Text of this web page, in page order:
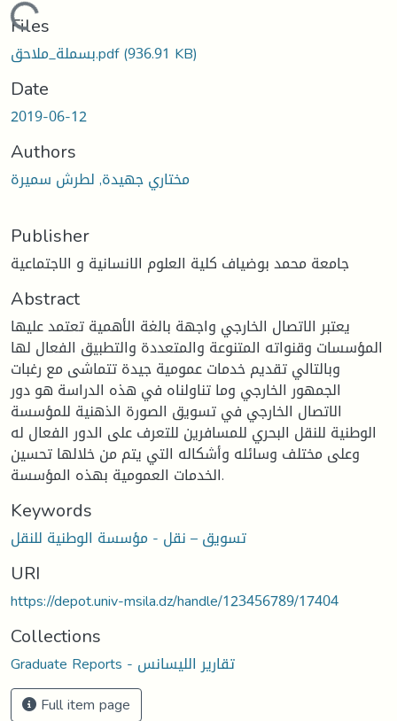
Loading...
Files
بسملة_ملاحق.pdf(936.91 KB)
Date
2019-06-12
Authors
مختاري جهيدة, لطرش سميرة
Publisher
جامعة محمد بوضياف كلية العلوم الانسانية و الاجتماعية
Abstract
يعتبر الاتصال الخارجي واجهة بالغة الأهمية تعتمد عليها
المؤسسات وقنواته المتنوعة والمتعددة والتطبيق الفعال لها
وبالتالي تقديم خدمات عمومية جيدة تتماشى مع رغبات
الجمهور الخارجي وما تناولناه في هذه الدراسة هو دور
الاتصال الخارجي في تسويق الصورة الذهنية للمؤسسة
الوطنية للنقل البحري للمسافرين للتعرف على الدور الفعال له
وعلى مختلف وسائله وأشكاله التي يتم من خلالها تحسين
الخدمات العمومية بهذه المؤسسة.
Keywords
تسويق – نقل - مؤسسة الوطنية للنقل
URI
https://depot.univ-msila.dz/handle/123456789/17404
Collections
Graduate Reports - تقارير الليسانس
Full item page